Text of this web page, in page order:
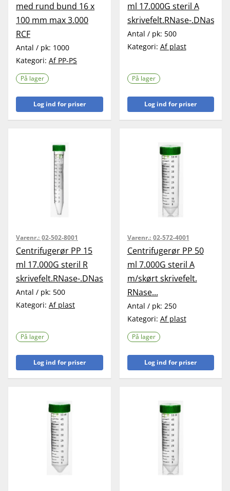
med rund bund 16 x
100 mm max 3.000
RCF
Antal / pk: 1000
Kategori: Af PP-PS
På lager
Log ind for priser
ml 17.000G steril A
skrivefelt.RNase-.DNase...
Antal / pk: 500
Kategori: Af plast
På lager
Log ind for priser
Varenr.: 02-502-8001
Centrifugerør PP 15
ml 17.000G steril R
skrivefelt.RNase-.DNase...
Antal / pk: 500
Kategori: Af plast
På lager
Log ind for priser
Varenr.: 02-572-4001
Centrifugerør PP 50
ml 7.000G steril A
m/skørt skrivefelt.
RNase...
Antal / pk: 250
Kategori: Af plast
På lager
Log ind for priser